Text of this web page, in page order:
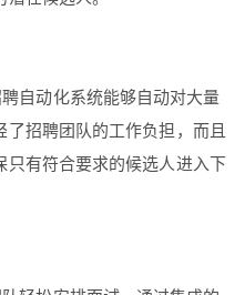
自动化系统能够自动对大量
招聘团队的工作负担，而且
有符合要求的候选人进入下